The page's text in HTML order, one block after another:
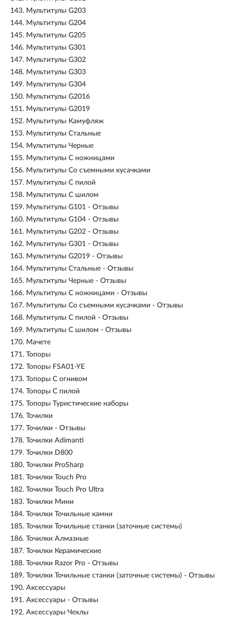
143. Мультитулы G203
144. Мультитулы G204
145. Мультитулы G205
146. Мультитулы G301
147. Мультитулы G302
148. Мультитулы G303
149. Мультитулы G304
150. Мультитулы G2016
151. Мультитулы G2019
152. Мультитулы Камуфляж
153. Мультитулы Стальные
154. Мультитулы Черные
155. Мультитулы С ножницами
156. Мультитулы Со съемными кусачками
157. Мультитулы С пилой
158. Мультитулы С шилом
159. Мультитулы G101 - Отзывы
160. Мультитулы G104 - Отзывы
161. Мультитулы G202 - Отзывы
162. Мультитулы G301 - Отзывы
163. Мультитулы G2019 - Отзывы
164. Мультитулы Стальные - Отзывы
165. Мультитулы Черные - Отзывы
166. Мультитулы С ножницами - Отзывы
167. Мультитулы Со съемными кусачками - Отзывы
168. Мультитулы С пилой - Отзывы
169. Мультитулы С шилом - Отзывы
170. Мачете
171. Топоры
172. Топоры FSA01-YE
173. Топоры С огнивом
174. Топоры С пилой
175. Топоры Туристические наборы
176. Точилки
177. Точилки - Отзывы
178. Точилки Adimanti
179. Точилки D800
180. Точилки ProSharp
181. Точилки Touch Pro
182. Точилки Touch Pro Ultra
183. Точилки Мини
184. Точилки Точильные камни
185. Точилки Точильные станки (заточные системы)
186. Точилки Алмазные
187. Точилки Керамические
188. Точилки Razor Pro - Отзывы
189. Точилки Точильные станки (заточные системы) - Отзывы
190. Аксессуары
191. Аксессуары - Отзывы
192. Аксессуары Чехлы